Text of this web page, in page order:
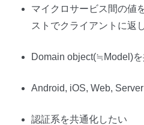
マイクロサービス間の値
ストでクライアントに返
Domain object(≒Model)
Android, iOS, Web,
認証系を共通化したい